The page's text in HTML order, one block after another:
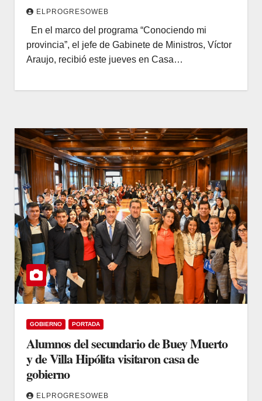
ELPROGRESOWEB
En el marco del programa “Conociendo mi
provincia”, el jefe de Gabinete de Ministros, Víctor
Araujo, recibió este jueves en Casa…
GOBIERNO PORTADA
Alumnos del secundario de Buey Muerto
y de Villa Hipólita visitaron casa de
gobierno
ELPROGRESOWEB